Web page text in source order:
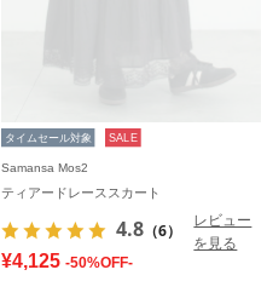
タイムセール対象 SALE
Samansa Mos2
ティアードレーススカート
4.8 （6）
レビュー
を見る
¥4,125 -50%OFF-